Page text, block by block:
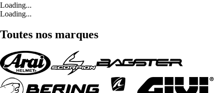
Loading...
Loading...
Toutes nos marques